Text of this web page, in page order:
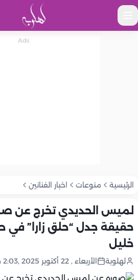
الرئيسية منوعات اخبار الفنانين
لميس الحديدي تخرج عن
حقيقة جدل “حلق زارا” في
خليل
لهلوبة الأربعاء , 22 أكتوبر 2025 ,2:03 م